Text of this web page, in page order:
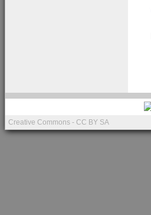
Creative Commons - CC BY SA